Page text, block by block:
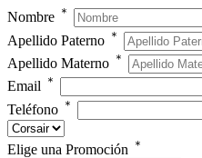
Nombre ＊
Apellido Paterno ＊
Apellido Materno ＊
Email ＊
Teléfono ＊
Elige una Promoción ＊